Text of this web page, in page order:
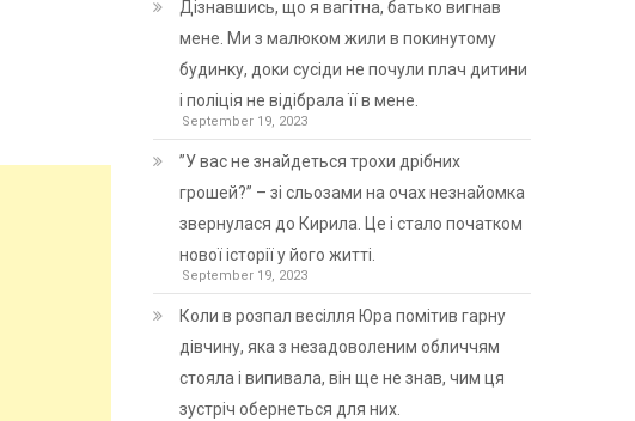
Дізнавшись, що я вагітна, батько вигнав
мене. Ми з малюком жили в покинутому
будинку, доки сусіди не почули плач дитини
і поліція не відібрала її в мене.
September 19, 2023
”У вас не знайдеться трохи дрібних
грошей?” – зі сльозами на очах незнайомка
звернулася до Кирила. Це і стало початком
нової історії у його житті.
September 19, 2023
Коли в розпал весілля Юра помітив гарну
дівчину, яка з незадоволеним обличчям
стояла і випивала, він ще не знав, чим ця
зустріч обернеться для них.